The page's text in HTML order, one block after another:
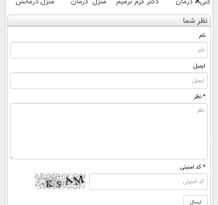
بدون جراحی و
قرص
(پرسشنامه)
کننده 23 روزه
ساخت!
کنی؟ (◂فیلم +
◂پرسش‌نامه)
کن
(◀پرسش‌نامه)
نظر شما
نام
ایمیل
* نظر
* کد امنیتی